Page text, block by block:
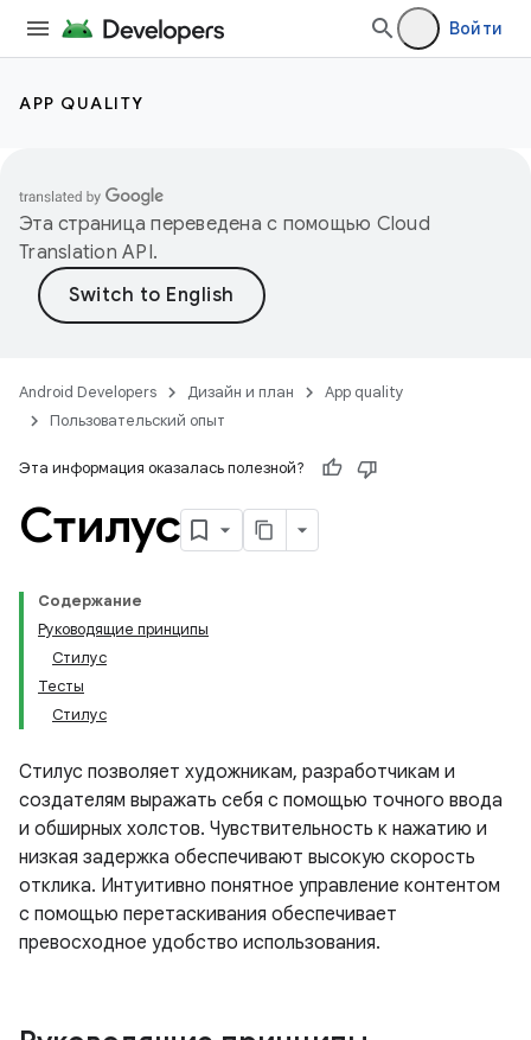
Войти
APP QUALITY
Эта страница переведена с помощью Cloud
Translation API.
Android Developers Дизайн и план
App quality
Пользовательский опыт
Эта информация оказалась полезной?
Стилус
Содержание
Руководящие принципы
Стилус
Тесты
Стилус
Стилус позволяет художникам, разработчикам и
создателям выражать себя с помощью точного ввода
и обширных холстов. Чувствительность к нажатию и
низкая задержка обеспечивают высокую скорость
отклика. Интуитивно понятное управление контентом
с помощью перетаскивания обеспечивает
превосходное удобство использования.